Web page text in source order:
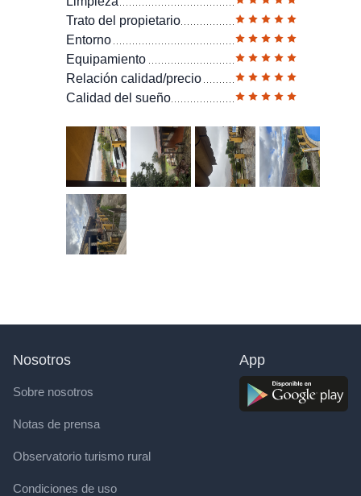
Trato del propietario
Entorno
Equipamiento
Relación calidad/precio
Calidad del sueño
Nosotros
Sobre nosotros
Notas de prensa
Observatorio turismo rural
Condiciones de uso
App